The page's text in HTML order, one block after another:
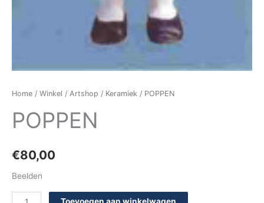
Home / Winkel / Artshop / Keramiek / POPPEN
POPPEN
€80,00
Beelden
Toevoegen aan winkelwagen